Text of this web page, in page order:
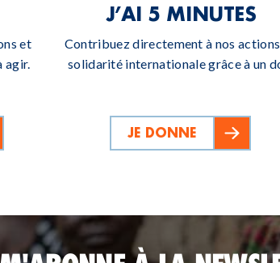
et
agir.
J’AI 5 MINUTES
Contribuez directement à nos
solidarité internationale grâce à un
JE DONNE